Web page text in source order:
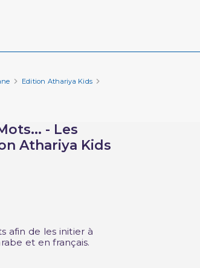
Edition Athariya Kids
- Les
Athariya Kids
afin de les initier à
et en français.